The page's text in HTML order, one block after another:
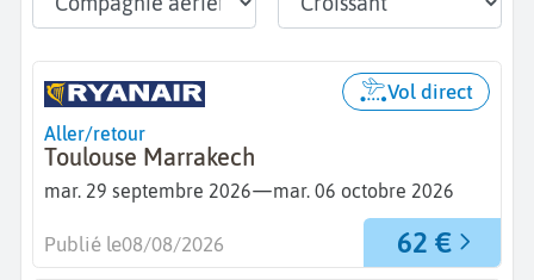
Aller/retour
Toulouse Marrakech
mar. 29 septembre 2026—mar. 06 octobre 2026
Vol direct
62 €
Publié le08/08/2026